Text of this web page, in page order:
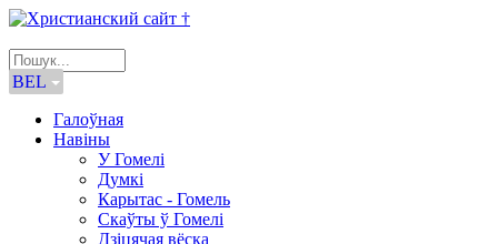
BEL
Галоўная
Навіны
У Гомелі
Думкі
Карытас - Гомель
Скаўты ў Гомелі
Дзіцячая вёска